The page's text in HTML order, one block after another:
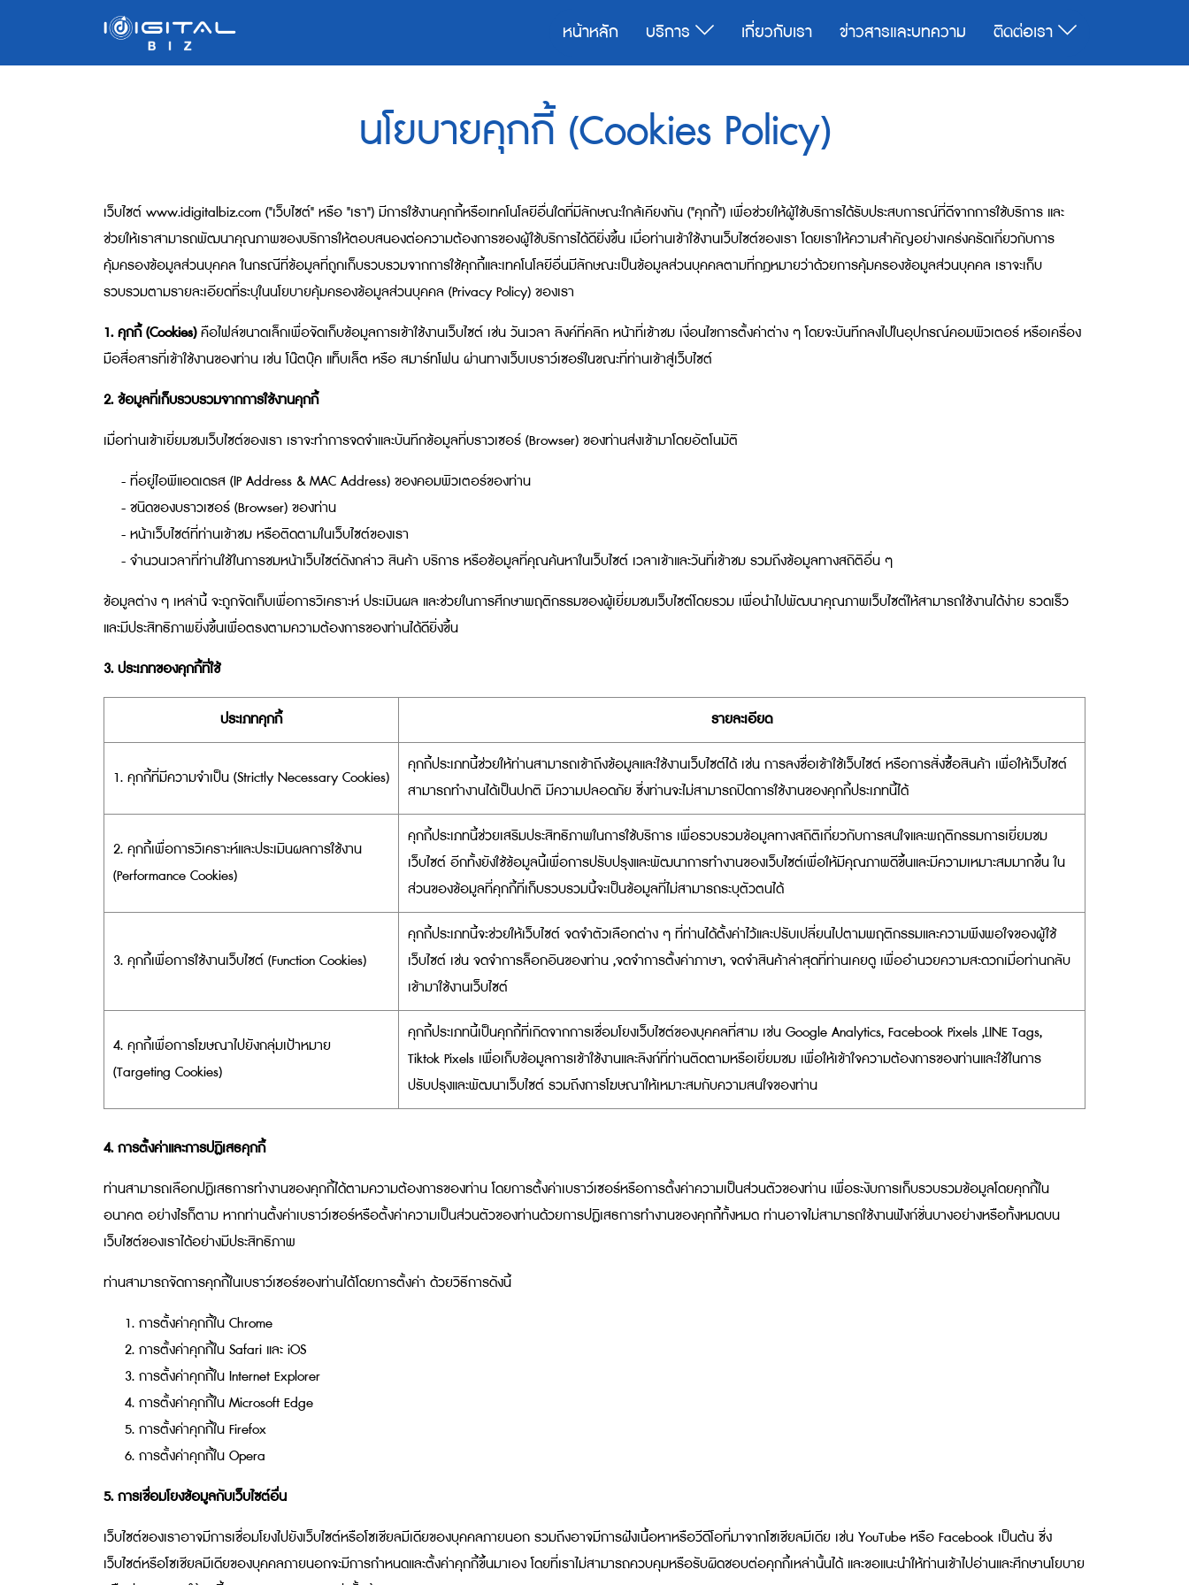
หน้าหลัก บริการ เกี่ยวกับเรา ข่าวสารและบทความ ติดต่อเรา
นโยบายคุกกี้ (Cookies Policy)
เว็บไซต์ www.idigitalbiz.com ("เว็บไซต์" หรือ "เรา") มีการใช้งานคุกกี้หรือเทคโนโลยีอื่นใดที่มีลักษณะใกล้เคียงกัน ("คุกกี้") เพื่อช่วยให้ผู้ใช้บริการได้รับประสบการณ์ที่ดีจากการใช้บริการ และ
ช่วยให้เราสามารถพัฒนาคุณภาพของบริการให้ตอบสนองต่อความต้องการของผู้ใช้บริการได้ดียิ่งขึ้น เมื่อท่านเข้าใช้งานเว็บไซต์ของเรา โดยเราให้ความสำคัญอย่างเคร่งครัดเกี่ยวกับการ
คุ้มครองข้อมูลส่วนบุคคล ในกรณีที่ข้อมูลที่ถูกเก็บรวบรวมจากการใช้คุกกี้และเทคโนโลยีอื่นมีลักษณะเป็นข้อมูลส่วนบุคคลตามที่กฎหมายว่าด้วยการคุ้มครองข้อมูลส่วนบุคคล เราจะเก็บ
รวบรวมตามรายละเอียดที่ระบุในนโยบายคุ้มครองข้อมูลส่วนบุคคล (Privacy Policy) ของเรา
1. คุกกี้ (Cookies)คือไฟล์ขนาดเล็กเพื่อจัดเก็บข้อมูลการเข้าใช้งานเว็บไซต์ เช่น วันเวลา ลิงค์ที่คลิก หน้าที่เข้าชม เงื่อนไขการตั้งค่าต่าง ๆ โดยจะบันทึกลงไปในอุปกรณ์คอมพิวเตอร์ หรือเครื่อง
มือสื่อสารที่เข้าใช้งานของท่าน เช่น โน๊ตบุ๊ค แท็บเล็ต หรือ สมาร์ทโฟน ผ่านทางเว็บเบราว์เซอร์ในขณะที่ท่านเข้าสู่เว็บไซต์
2. ข้อมูลที่เก็บรวบรวมจากการใช้งานคุกกี้
เมื่อท่านเข้าเยี่ยมชมเว็บไซต์ของเรา เราจะทำการจดจำและบันทึกข้อมูลที่บราวเซอร์ (Browser) ของท่านส่งเข้ามาโดยอัตโนมัติ
- ที่อยู่ไอพีแอดเดรส (IP Address & MAC Address) ของคอมพิวเตอร์ของท่าน
- ชนิดของบราวเซอร์ (Browser) ของท่าน
- หน้าเว็บไซต์ที่ท่านเข้าชม หรือติดตามในเว็บไซต์ของเรา
- จำนวนเวลาที่ท่านใช้ในการชมหน้าเว็บไซต์ดังกล่าว สินค้า บริการ หรือข้อมูลที่คุณค้นหาในเว็บไซต์ เวลาเข้าและวันที่เข้าชม รวมถึงข้อมูลทางสถิติอื่น ๆ
ข้อมูลต่าง ๆ เหล่านี้ จะถูกจัดเก็บเพื่อการวิเคราะห์ ประเมินผล และช่วยในการศึกษาพฤติกรรมของผู้เยี่ยมชมเว็บไซต์โดยรวม เพื่อนำไปพัฒนาคุณภาพเว็บไซต์ให้สามารถใช้งานได้ง่าย รวดเร็ว
และมีประสิทธิภาพยิ่งขึ้นเพื่อตรงตามความต้องการของท่านได้ดียิ่งขึ้น
3. ประเภทของคุกกี้ที่ใช้
ประเภทคุกกี้ รายละเอียด
1. คุกกี้ที่มีความจำเป็น (Strictly Necessary Cookies)
คุกกี้ประเภทนี้ช่วยให้ท่านสามารถเข้าถึงข้อมูลและใช้งานเว็บไซต์ได้ เช่น การลงชื่อเข้าใช้เว็บไซต์ หรือการสั่งซื้อสินค้า เพื่อให้เว็บไซต์
สามารถทำงานได้เป็นปกติ มีความปลอดภัย ซึ่งท่านจะไม่สามารถปิดการใช้งานของคุกกี้ประเภทนี้ได้
2. คุกกี้เพื่อการวิเคราะห์และประเมินผลการใช้งาน
(Performance Cookies)
คุกกี้ประเภทนี้ช่วยเสริมประสิทธิภาพในการใช้บริการ เพื่อรวบรวมข้อมูลทางสถิติเกี่ยวกับการสนใจและพฤติกรรมการเยี่ยมชม
เว็บไซต์ อีกทั้งยังใช้ข้อมูลนี้เพื่อการปรับปรุงและพัฒนาการทำงานของเว็บไซต์เพื่อให้มีคุณภาพดีขึ้นและมีความเหมาะสมมากขึ้น ใน
ส่วนของข้อมูลที่คุกกี้ที่เก็บรวบรวมนี้จะเป็นข้อมูลที่ไม่สามารถระบุตัวตนได้
3. คุกกี้เพื่อการใช้งานเว็บไซต์ (Function Cookies)
คุกกี้ประเภทนี้จะช่วยให้เว็บไซต์ จดจำตัวเลือกต่าง ๆ ที่ท่านได้ตั้งค่าไว้และปรับเปลี่ยนไปตามพฤติกรรมและความพึงพอใจของผู้ใช้
เว็บไซต์ เช่น จดจำการล็อกอินของท่าน ,จดจำการตั้งค่าภาษา, จดจำสินค้าล่าสุดที่ท่านเคยดู เพื่ออำนวยความสะดวกเมื่อท่านกลับ
เข้ามาใช้งานเว็บไซต์
4. คุกกี้เพื่อการโฆษณาไปยังกลุ่มเป้าหมาย
(Targeting Cookies)
คุกกี้ประเภทนี้เป็นคุกกี้ที่เกิดจากการเชื่อมโยงเว็บไซต์ของบุคคลที่สาม เช่น Google Analytics, Facebook Pixels ,LINE Tags,
Tiktok Pixels เพื่อเก็บข้อมูลการเข้าใช้งานและลิงก์ที่ท่านติดตามหรือเยี่ยมชม เพื่อให้เข้าใจความต้องการของท่านและใช้ในการ
ปรับปรุงและพัฒนาเว็บไซต์ รวมถึงการโฆษณาให้เหมาะสมกับความสนใจของท่าน
4. การตั้งค่าและการปฏิเสธคุกกี้
ท่านสามารถเลือกปฏิเสธการทำงานของคุกกี้ได้ตามความต้องการของท่าน โดยการตั้งค่าเบราว์เซอร์หรือการตั้งค่าความเป็นส่วนตัวของท่าน เพื่อระงับการเก็บรวบรวมข้อมูลโดยคุกกี้ใน
อนาคต อย่างไรก็ตาม หากท่านตั้งค่าเบราว์เซอร์หรือตั้งค่าความเป็นส่วนตัวของท่านด้วยการปฏิเสธการทำงานของคุกกี้ทั้งหมด ท่านอาจไม่สามารถใช้งานฟังก์ชั่นบางอย่างหรือทั้งหมดบน
เว็บไซต์ของเราได้อย่างมีประสิทธิภาพ
ท่านสามารถจัดการคุกกี้ในเบราว์เซอร์ของท่านได้โดยการตั้งค่า ด้วยวิธีการดังนี้
การตั้งค่าคุกกี้ใน Chrome
การตั้งค่าคุกกี้ใน Safari และ iOS
การตั้งค่าคุกกี้ใน Internet Explorer
การตั้งค่าคุกกี้ใน Microsoft Edge
การตั้งค่าคุกกี้ใน Firefox
การตั้งค่าคุกกี้ใน Opera
5. การเชื่อมโยงข้อมูลกับเว็บไซต์อื่น
เว็บไซต์ของเราอาจมีการเชื่อมโยงไปยังเว็บไซต์หรือโซเชียลมีเดียของบุคคลภายนอก รวมถึงอาจมีการฝังเนื้อหาหรือวีดีโอที่มาจากโซเชียลมีเดีย เช่น YouTube หรือ Facebook เป็นต้น ซึ่ง
เว็บไซต์หรือโซเชียลมีเดียของบุคคลภายนอกจะมีการกำหนดและตั้งค่าคุกกี้ขึ้นมาเอง โดยที่เราไม่สามารถควบคุมหรือรับผิดชอบต่อคุกกี้เหล่านั้นได้ และขอแนะนำให้ท่านเข้าไปอ่านและศึกษานโยบาย